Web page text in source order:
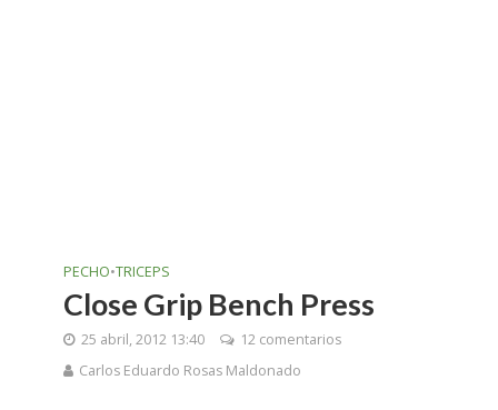
PECHO•TRICEPS
Close Grip Bench Press
25 abril, 2012 13:40
12 comentarios
Carlos Eduardo Rosas Maldonado